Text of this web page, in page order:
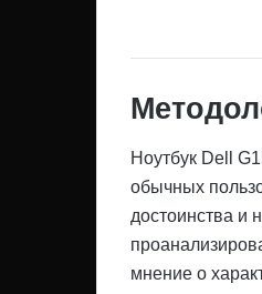
Ноутбук Dell
обычных
достоинства и
мнение о